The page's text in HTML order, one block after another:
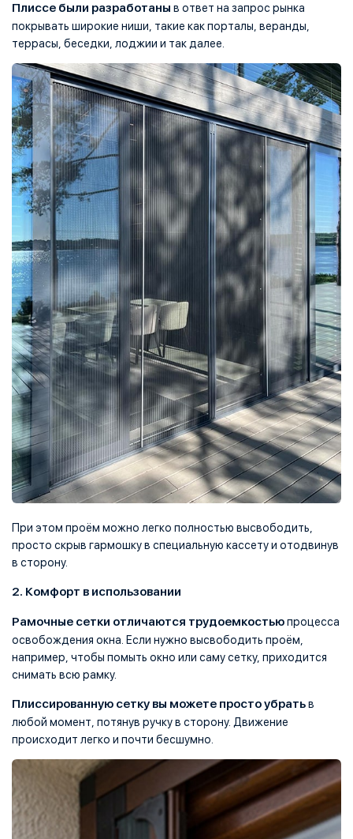
Плиссе были разработаны в ответ на запрос рынка
покрывать широкие ниши, такие как порталы, веранды,
террасы, беседки, лоджии и так далее.
При этом проём можно легко полностью высвободить,
просто скрыв гармошку в специальную кассету и отодвинув
в сторону.
2. Комфорт в использовании
Рамочные сетки отличаются трудоемкостьюпроцесса
освобождения окна. Если нужно высвободить проём,
например, чтобы помыть окно или саму сетку, приходится
снимать всю рамку.
Плиссированную сетку вы можете просто убратьв
любой момент, потянув ручку в сторону. Движение
происходит легко и почти бесшумно.